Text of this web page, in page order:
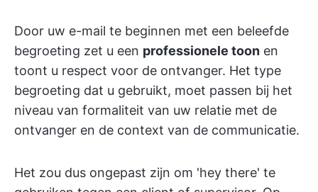
Door uw e-mail te beginnen met een beleefde
begroeting zet u een professionele toon en
toont u respect voor de ontvanger. Het type
begroeting dat u gebruikt, moet passen bij het
niveau van formaliteit van uw relatie met de
ontvanger en de context van de communicatie.
Het zou dus ongepast zijn om 'hey there' te